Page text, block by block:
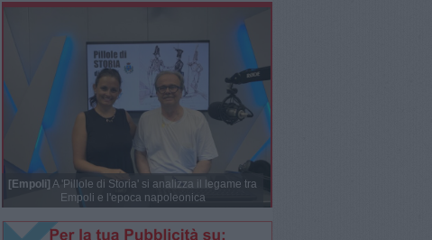
[Empoli] A 'Pillole di Storia' si analizza il legame tra
Empoli e l'epoca napoleonica